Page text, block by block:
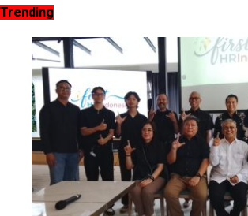
Trending